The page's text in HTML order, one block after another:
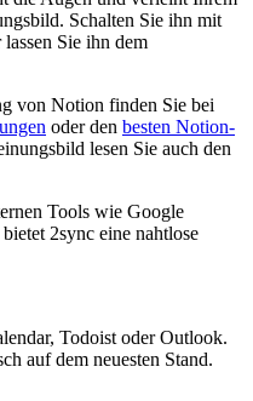
Schalten Sie ihn mit
lassen Sie ihn dem
von Notion finden Sie bei
oder den besten Notion-
lesen Sie auch den
Tools wie Google
2sync eine nahtlose
Todoist oder Outlook.
auf dem neuesten Stand.